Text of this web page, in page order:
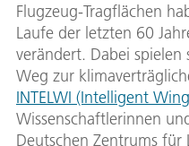
Flugzeug-Tragflächen
Laufe der letzten 60
verändert. Dabei
Weg zur
INTELWI (Intelligent
Wissenschaftlerinnen
Deutschen Zentrums für